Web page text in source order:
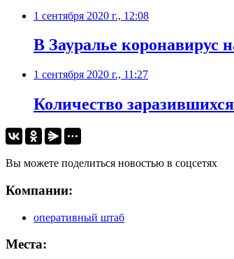
1 сентября 2020 г., 12:08
В Зауралье коронавирус
1 сентября 2020 г., 11:27
Количество
Вы можете поделиться новостью в соцсетях
Компании:
оперативный штаб
Места: